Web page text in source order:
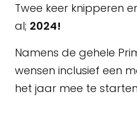
Twee keer knipperen
al; 2024!
Namens de gehele
wensen inclusief een
het jaar mee te